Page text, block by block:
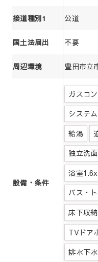
接道種別1 公道
国土法届出 不要
周辺環境 豊田市立
設備・条件
ガスコン
システ
給湯
独立洗
浴室
バス・
床下収納
TVドア
排水下水